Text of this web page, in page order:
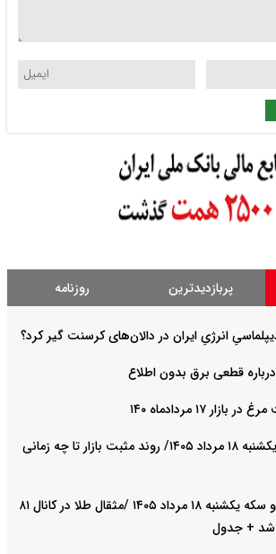
پربازدیدترین روزنامه
انرژیِ ایران در دالان‌های کرسنت گیر کرد؟
قطعی برق بدون اطلاع
۱۷ مردادماه ۱۴۰
پیش‌بینی بورس فردا یکشنبه ۱۸ مرداد ۱۴۰۵/ روند مثبت بازار تا چه زمانی
پیش‌ بینی قیمت طلا و سکه یکشنبه ۱۸ مرداد ۱۴۰۵ /مثقال طلا در کانال ۸۱
شد + جدول